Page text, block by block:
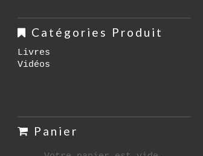
Catégories Produit
Livres
Vidéos
Panier